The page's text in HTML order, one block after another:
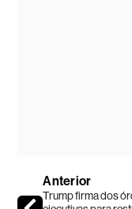
Anterior
Trump firma dos